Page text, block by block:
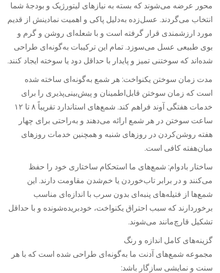
محور عرضه می‌شوند که بسته به نیازهای لیتورژیک و بودجهٔ شما
انتخاب می‌گردند. عسل‌زده به‌دلیل پاکی و اهمیت نمادینش از قدیم
مورد ارزشمندی قرار گرفته است و با شعله‌ای روشن و گرم و
بوی طبیعی عسل می‌سوزد. تمام این ترکیبات به‌گونه‌ای طراحی
شده‌اند که سوختنی تمیز و پایدار با حداقل دود یا سوخته ایجاد کنند.
مدت زمان سوختن یکنواخت: هر شمع به‌گونه‌ای ساخته شده
است که زمان سوختن قابل‌اطمینان و پیش‌بینی‌پذیری را برای
خدمات هفتگی آوند فراهم کند. شمع‌های استاندارد تقریباً ۸ تا ۱۲
ساعت سوختن در هر شمع ارائه می‌دهند و به‌راحتی برای چهار
هفته روشن‌کردن در روزهای شنبه و همچنین خدمات روزهای
میان‌هفته کافی است.
ساختار بادوام: شمع‌های ما استحکام ساختاری خود را حفظ
می‌کنند و در برابر تاب‌خوردن یا خم‌شدن مقاومت دارند. این
شمع‌ها از فتیله‌های پنبه‌ای بدون سرب با اندازه‌ای مناسب
برخوردارند که سبب احتراق یکنواخت، خودبریده‌شونده و با حداقل
تشکیل قارچ‌مانند می‌شوند.
گزینه‌های کامل اندازه و رنگ
مجموعه شمع‌های آدنت ما به‌گونه‌ای طراحی شده است که با هر
سنت و نمایشی سازگار باشد: